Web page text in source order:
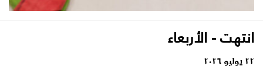
انتهت - الأربعاء
٢٢ يوليو ٢٠٢٦